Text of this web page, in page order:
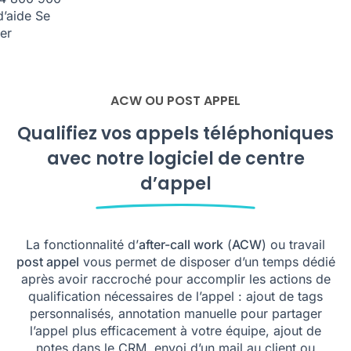
Se
ACW OU POST APPEL
Qualifiez vos appels téléphoniques
avec notre logiciel de centre
d’appel
La fonctionnalité d’after-call work (ACW) ou travail
post appel vous permet de disposer d’un temps dédié
après avoir raccroché pour accomplir les actions de
qualification nécessaires de l’appel : ajout de tags
personnalisés, annotation manuelle pour partager
l’appel plus efficacement à votre équipe, ajout de
notes dans le CRM, envoi d’un mail au client ou